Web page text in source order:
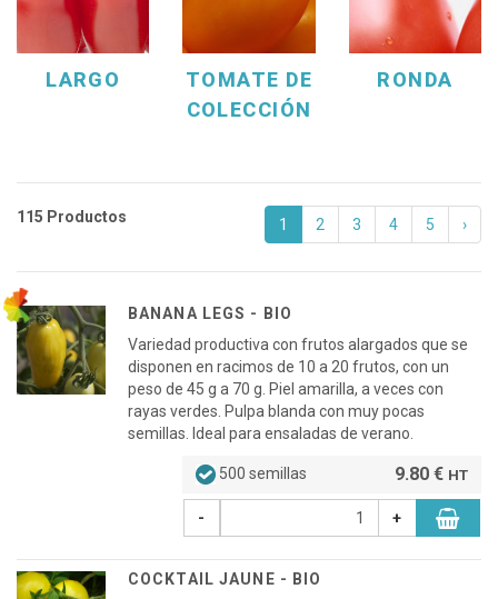
LARGO
TOMATE DE
COLECCIÓN
RONDA
115 Productos 1 2 3 4 5 ›
BANANA LEGS - BIO
Variedad productiva con frutos alargados que se
disponen en racimos de 10 a 20 frutos, con un
peso de 45 g a 70 g. Piel amarilla, a veces con
rayas verdes. Pulpa blanda con muy pocas
semillas. Ideal para ensaladas de verano.
500 semillas 9.80 € HT
- +
COCKTAIL JAUNE - BIO